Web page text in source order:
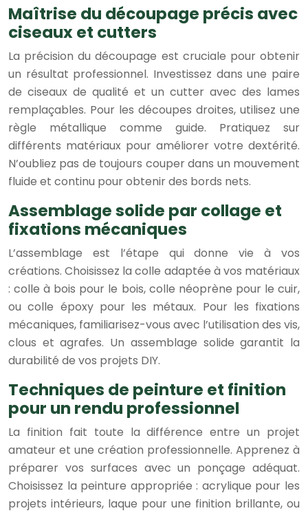
Maîtrise du découpage précis avec
ciseaux et cutters
La précision du découpage est cruciale pour obtenir
un résultat professionnel. Investissez dans une paire
de ciseaux de qualité et un cutter avec des lames
remplaçables. Pour les découpes droites, utilisez une
règle métallique comme guide. Pratiquez sur
différents matériaux pour améliorer votre dextérité.
N’oubliez pas de toujours couper dans un mouvement
fluide et continu pour obtenir des bords nets.
Assemblage solide par collage et
fixations mécaniques
L’assemblage est l’étape qui donne vie à vos
créations. Choisissez la colle adaptée à vos matériaux
: colle à bois pour le bois, colle néoprène pour le cuir,
ou colle époxy pour les métaux. Pour les fixations
mécaniques, familiarisez-vous avec l’utilisation des vis,
clous et agrafes. Un assemblage solide garantit la
durabilité de vos projets DIY.
Techniques de peinture et finition
pour un rendu professionnel
La finition fait toute la différence entre un projet
amateur et une création professionnelle. Apprenez à
préparer vos surfaces avec un ponçage adéquat.
Choisissez la peinture appropriée : acrylique pour les
projets intérieurs, laque pour une finition brillante, ou